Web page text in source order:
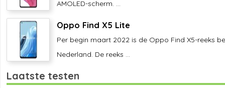
AMOLED-scherm. ...
Oppo Find X5 Lite
Per begin maart 2022 is de Oppo Find X5-reeks
Nederland. De reeks ...
Laatste testen